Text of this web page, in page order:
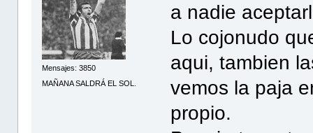
Mensajes: 3850
MAÑANA SALDRÁ EL SOL.
a nadie
Lo cojonudo
aqui, tambien
vemos la paja
propio.